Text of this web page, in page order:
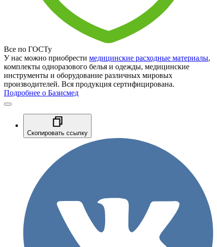
Все по ГОСТу
У нас можно приобрести медицинские расходные материалы,
комплекты одноразового белья и одежды, медицинские
инструменты и оборудование различных мировых
производителей. Вся продукция сертифицирована.
Подробнее о Базисмед
Скопировать ссылку